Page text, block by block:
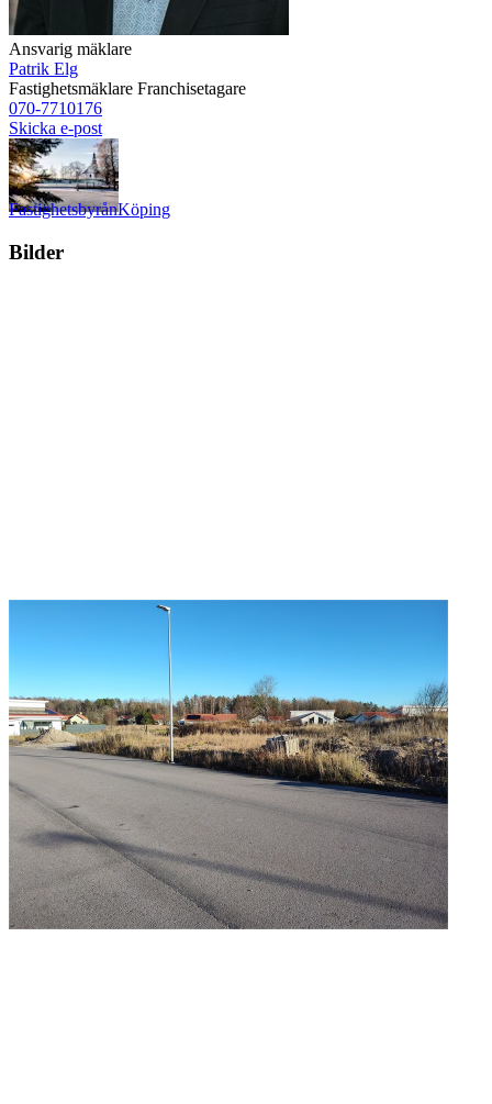
Ansvarig mäklare
Patrik Elg
Fastighetsmäklare Franchisetagare
070-7710176
Skicka e-post
FastighetsbyrånKöping
Bilder